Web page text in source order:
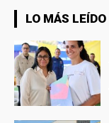
LO MÁS LEÍDO